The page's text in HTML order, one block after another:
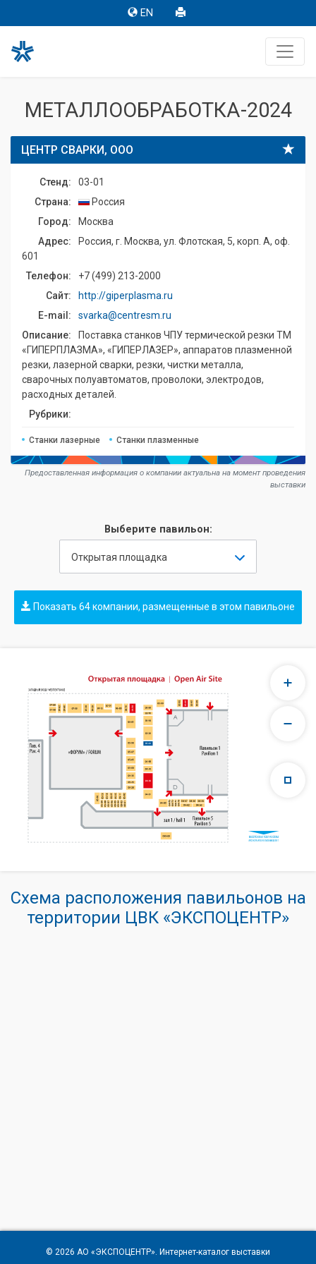
EN
МЕТАЛЛООБРАБОТКА-2024
ЦЕНТР СВАРКИ, ООО
Стенд:
03-01
Страна:
Россия
Город:
Москва
Адрес:
Россия, г. Москва, ул. Флотская, 5, корп. А, оф.
601
Телефон:
+7 (499) 213-2000
Сайт:
http://giperplasma.ru
E-mail:
svarka@centresm.ru
Описание:
Поставка станков ЧПУ термической резки ТМ
«ГИПЕРПЛАЗМА», «ГИПЕРЛАЗЕР», аппаратов плазменной
резки, лазерной сварки, резки, чистки металла,
сварочных полуавтоматов, проволоки, электродов,
расходных деталей.
Рубрики:
Станки лазерные Станки плазменные
Предоставленная информация о компании актуальна на момент проведения
выставки
Выберите павильон:
Открытая площадка
Показать 64 компании, размещенные в этом павильоне
Схема расположения павильонов на
территории ЦВК «ЭКСПОЦЕНТР»
© 2026 АО «ЭКСПОЦЕНТР». Интернет-каталог выставки